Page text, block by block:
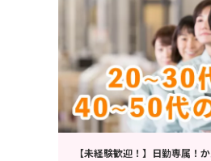
【未経験歓迎！】日勤専属